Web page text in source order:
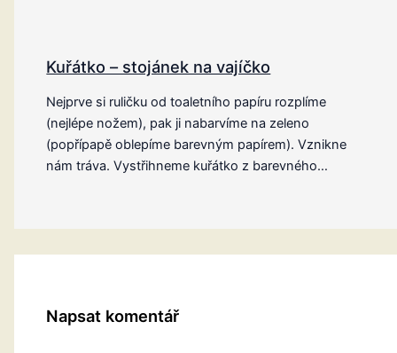
Kuřátko – stojánek na vajíčko
Nejprve si ruličku od toaletního papíru rozplíme
(nejlépe nožem), pak ji nabarvíme na zeleno
(popřípapě oblepíme barevným papírem). Vznikne
nám tráva. Vystřihneme kuřátko z barevného…
Napsat komentář